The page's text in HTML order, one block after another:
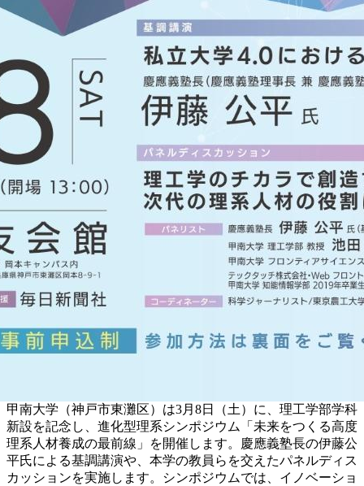
甲南大学（神戸市東灘区）は3月8日（土）に、理工学部学科
新設を記念し、進化型理系シンポジウム「未来をつくる高度
理系人材養成の最前線」を開催します。慶應義塾長の伊藤公
平氏による基調講演や、本学の教員らを交えたパネルディス
カッションを実施します。シンポジウムでは、イノベーショ